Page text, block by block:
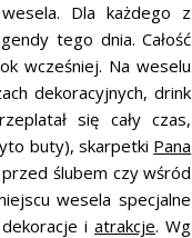
Dla każdego z
tego dnia. Całość
wcześniej. Na weselu
dekoracyjnych, drink
się cały czas,
buty), skarpetki Pana
ślubem czy wśród
wesela specjalne
i atrakcje. Wg